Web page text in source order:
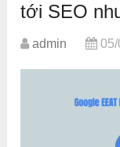
tới SEO
admin 05/